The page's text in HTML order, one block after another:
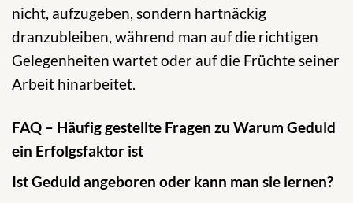
nicht, aufzugeben, sondern hartnäckig
dranzubleiben, während man auf die richtigen
Gelegenheiten wartet oder auf die Früchte seiner
Arbeit hinarbeitet.
FAQ – Häufig gestellte Fragen zu Warum Geduld
ein Erfolgsfaktor ist
Ist Geduld angeboren oder kann man sie lernen?